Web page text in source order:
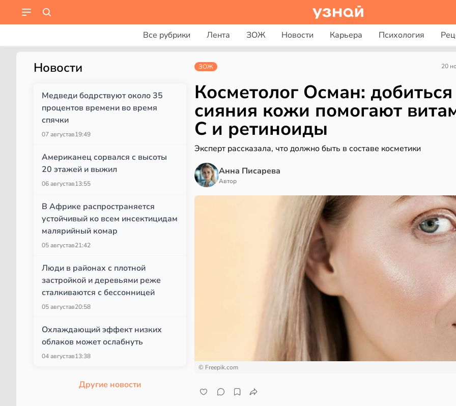
Все рубрики Лента ЗОЖ Новости Карьера Психология
Новости
Медведи бодрствуют около 35
процентов времени во время
спячки
07 августав19:49
Американец сорвался с высоты
20 этажей и выжил
06 августав13:55
В Африке распространяется
устойчивый ко всем инсектицидам
малярийный комар
05 августав21:42
Люди в районах с плотной
застройкой и деревьями реже
сталкиваются с бессонницей
05 августав20:58
Охлаждающий эффект низких
облаков может ослабнуть
04 августав13:38
Другие новости
ЗОЖ 20
Косметолог Осман: добиться
сияния кожи помогают
C и ретиноиды
Эксперт рассказала, что должно быть в составе косметики
Анна Писарева
Автор
© Freepik.com